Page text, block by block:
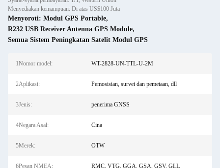
Menyediakan kemampuan: Di atas US$100 Juta
Menyoroti: Modul GPS Portable,
R232 USB Receiver Antenna GPS Module,
Semua Sistem Peningkatan Satelit Modul GPS
1Nomor model: WT-2828-UN-TTL-U-2M
2Aplikasi: Pemosisian, survei dan pemetaan, dll
3Jenis: penerima GNSS
4Negara Asal: Cina
5Merek: OTW
6Pesan NMEA: RMC, VTG, GGA, GSA, GSV, GLL